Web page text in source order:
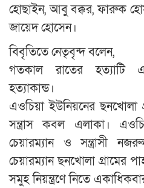
হোছাইন, আবু বক্কর, ফারুক
জায়েদ হোসেন।
বিবৃতিতে নেতৃবৃন্দ বলেন,
গতকাল রাতের হত্যাটি
হত্যাকান্ড।
এওচিয়া ইউনিয়নের
সন্ত্রাস কবল এলাকা।
চেয়ারম্যান ও সন্ত্রাসী
চেয়ারম্যান ছনখোলা গ্রামের
সমুহ নিয়ন্ত্রণে নিতে